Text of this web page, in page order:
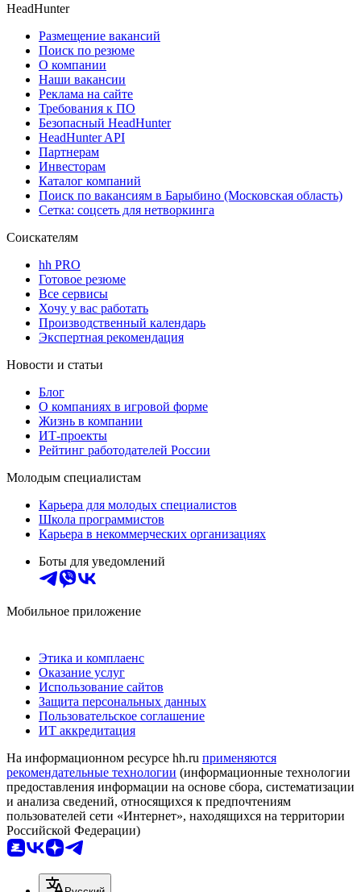
HeadHunter
Размещение вакансий
Поиск по резюме
О компании
Наши вакансии
Реклама на сайте
Требования к ПО
Безопасный HeadHunter
HeadHunter API
Партнерам
Инвесторам
Каталог компаний
Поиск по вакансиям в Барыбино (Московская область)
Сетка: соцсеть для нетворкинга
Соискателям
hh PRO
Готовое резюме
Все сервисы
Хочу у вас работать
Производственный календарь
Экспертная рекомендация
Новости и статьи
Блог
О компаниях в игровой форме
Жизнь в компании
ИТ-проекты
Рейтинг работодателей России
Молодым специалистам
Карьера для молодых специалистов
Школа программистов
Карьера в некоммерческих организациях
Боты для уведомлений
Мобильное приложение
Этика и комплаенс
Оказание услуг
Использование сайтов
Защита персональных данных
Пользовательское соглашение
ИТ аккредитация
На информационном ресурсе hh.ru применяются
рекомендательные технологии (информационные технологии
предоставления информации на основе сбора, систематизации
и анализа сведений, относящихся к предпочтениям
пользователей сети «Интернет», находящихся на территории
Российской Федерации)